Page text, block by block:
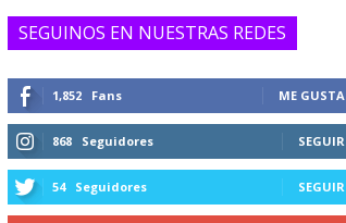
SEGUINOS EN NUESTRAS REDES
1,852 Fans ME GUSTA
868 Seguidores SEGUIR
54 Seguidores SEGUIR